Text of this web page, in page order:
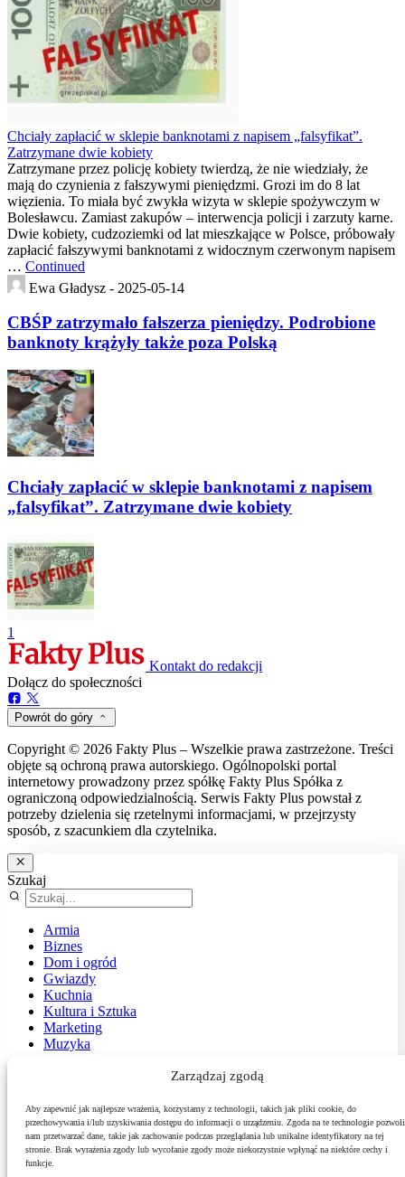
Zarządzaj zgodą
Aby zapewnić jak najlepsze wrażenia, korzystamy z technologii, takich jak pliki cookie, do
przechowywania i/lub uzyskiwania dostępu do informacji o urządzeniu. Zgoda na te technologie pozwoli
nam przetwarzać dane, takie jak zachowanie podczas przeglądania lub unikalne identyfikatory na tej
stronie. Brak wyrażenia zgody lub wycofanie zgody może niekorzystnie wpłynąć na niektóre cechy i
funkcje.
Chciały zapłacić w sklepie banknotami z napisem „falsyfikat”.
Zatrzymane dwie kobiety
Zatrzymane przez policję kobiety twierdzą, że nie wiedziały, że
mają do czynienia z fałszywymi pieniędzmi. Grozi im do 8 lat
więzienia. To miała być zwykła wizyta w sklepie spożywczym w
Bolesławcu. Zamiast zakupów – interwencja policji i zarzuty karne.
Dwie kobiety, cudzoziemki od lat mieszkające w Polsce, próbowały
zapłacić fałszywymi banknotami z widocznym czerwonym napisem
… Continued
Ewa Gładysz - 2025-05-14
CBŚP zatrzymało fałszerza pieniędzy. Podrobione
banknoty krążyły także poza Polską
Chciały zapłacić w sklepie banknotami z napisem
„falsyfikat”. Zatrzymane dwie kobiety
1
Kontakt do redakcji
Dołącz do społeczności
Powrót do góry
Copyright © 2026 Fakty Plus – Wszelkie prawa zastrzeżone. Treści
objęte są ochroną prawa autorskiego. Ogólnopolski portal
internetowy prowadzony przez spółkę Fakty Plus Spółka z
ograniczoną odpowiedzialnością. Serwis Fakty Plus powstał z
potrzeby dzielenia się rzetelnymi informacjami, w przejrzysty
sposób, z szacunkiem dla czytelnika.
Szukaj
Armia
Biznes
Dom i ogród
Gwiazdy
Kuchnia
Kultura i Sztuka
Marketing
Muzyka
Polityka
Sport
Środowisko
Styl